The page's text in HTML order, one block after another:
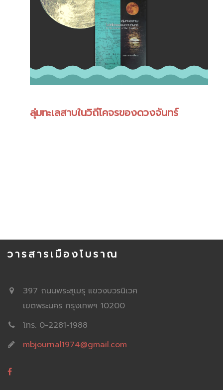
ลุ่มทะเลสาบในวิถีโคจรของดวงจันทร์
วารสารเมืองโบราณ
397 ถนนพระสุเมรุ แขวงบวรนิเวศ
เขตพระนคร กรุงเทพฯ 10200
โทร. 0-2281-1988
mbjournal1974@gmail.com